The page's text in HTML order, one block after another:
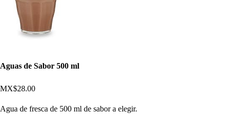
Aguas de Sabor 500 ml
MX$28.00
Agua de fresca de 500 ml de sabor a elegir.